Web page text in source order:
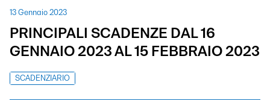
13 Gennaio 2023
PRINCIPALI SCADENZE DAL 16
GENNAIO 2023 AL 15 FEBBRAIO 2023
SCADENZIARIO